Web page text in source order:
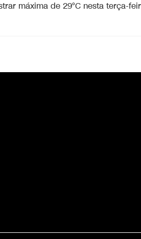
máxima de 29°C nesta terça-